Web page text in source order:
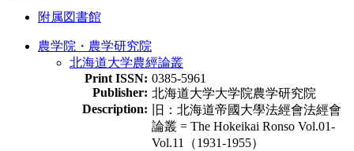
附属図書館
農学院・農学研究院
北海道大学農經論叢
Print ISSN: 0385-5961
Publisher: 北海道大学大学院農学研究院
Description:
旧：北海道帝國大學法經會法經會
論叢 = The Hokeikai Ronso Vol.01-
Vol.11（1931-1955）